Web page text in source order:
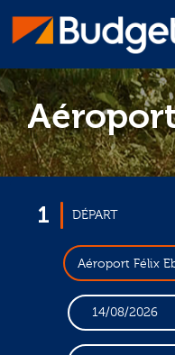
1 DÉPART
Aéroport Félix